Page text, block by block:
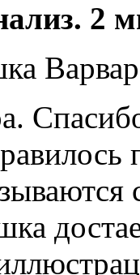
2